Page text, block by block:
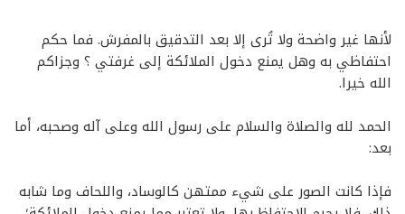
لأنها غير واضحة ولا تُرى إلا بعد التدقيق بالمفرش. فما حكم
احتفاظي به وهل يمنع دخول الملائكة إلى غرفتي ؟ وجزاكم
الله خيرا.
الحمد لله والصلاة والسلام على رسول الله وعلى آله وصحبه، أما
بعد:
فإذا كانت الصور على شيء ممتهن كالوساد، واللحاف وما شابه